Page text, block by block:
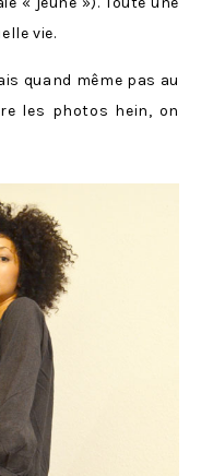
vie.
quand même pas au
les photos hein, on